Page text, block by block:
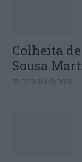
Colheita
Sousa
30 DE JULHO, 2026